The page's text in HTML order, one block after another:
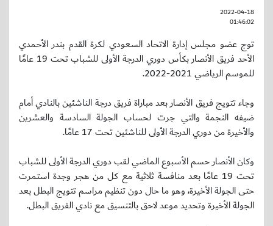
2022-04-18
01:46:02
توج عضو مجلس إدارة الاتحاد السعودي لكرة القدم بندر الأحمدي
الأحد فريق الأنصار بكأس دوري الدرجة الأولى للشباب تحت 19 عامًا
للموسم الرياضي 2021-2022.
وجاء تتويج فريق الأنصار بعد مباراة فريق درجة الناشئين بالنادي أمام
ضيفه النجمة والتي جرت لحساب الجولة السادسة والعشرين
والأخيرة من دوري الدرجة الأولى للناشئين تحت 17 عامًا.
وكان الأنصار حسم الأسبوع الماضي لقب دوري الدرجة الأولى للشباب
تحت 19 عامًا بعد منافسة ثلاثية مع كل من هجر وجدة استمرت
حتى الجولة الأخيرة، وهو ما حال دون تنظيم مراسم تتويج البطل بعد
الجولة الأخيرة وتحديد موعد لاحق بالتنسيق مع نادي الفريق البطل.